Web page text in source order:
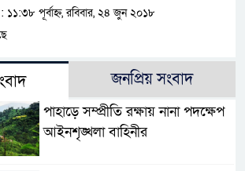
পূর্বাহ্ন, রবিবার, ২৪ জুন ২০১৮
জনপ্রিয় সংবাদ
পাহাড়ে সম্প্রীতি রক্ষায় নানা পদক্ষেপ
আইনশৃঙ্খলা বাহিনীর